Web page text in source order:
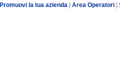
Promuovi la tua azienda Area Operatori